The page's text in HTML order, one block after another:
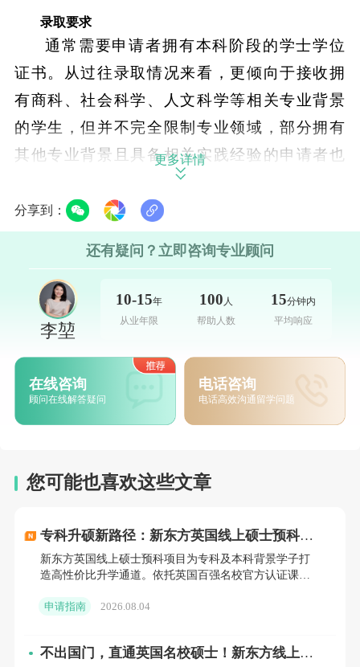
录取要求
通常需要申请者拥有本科阶段的学士学位
证书。从过往录取情况来看，更倾向于接收拥
有商科、社会科学、人文科学等相关专业背景
的学生，但并不完全限制专业领域，部分拥有
其他专业背景且具备相关实践经验的申请者也
可能获得录取机会。此外，学校在审核申请材
料时，还会综合考量申请者的本科课程设置、
学术研究经历、实习经历等相关材料，全面评
雅思要求
总分不低于7.0分，其中听力、阅读、写
学费
该专业的学费会根据学生的身份有所区
最新公布的信息为准）
职业方向
该专业的课程设置兼顾理论性与实用性，
毕业生具备扎实的人力资源管理知识与国际发
展相关领域的认知，就业方向较为广泛。多数
构等单位从事人力资源相关工作，具体岗位包
更多详情
分享到：
还有疑问？立即咨询专业顾问
李堃
10-15年
从业年限
100 人
帮助人数
15分钟内
平均响应
在线咨询
顾问在线解答疑问
电话咨询
电话高效沟通留学问题
您可能也喜欢这些文章
专科升硕新路径：新东方英国线上硕士预科，
低成本撬动世界百强名校
新东方英国线上硕士预科项目为专科及本科背景学子打
造高性价比升学通道。依托英国百强名校官方认证课
多领域，无缝衔接伯
申请指南 2026.08.04
不出国门，直通英国名校硕士！新东方线上预